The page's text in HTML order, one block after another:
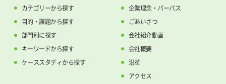
カテゴリーから探す
目的・課題から探す
部門別に探す
キーワードから探す
ケーススタディから探す
企業理念・パーパス
ごあいさつ
会社紹介動画
会社概要
沿革
アクセス